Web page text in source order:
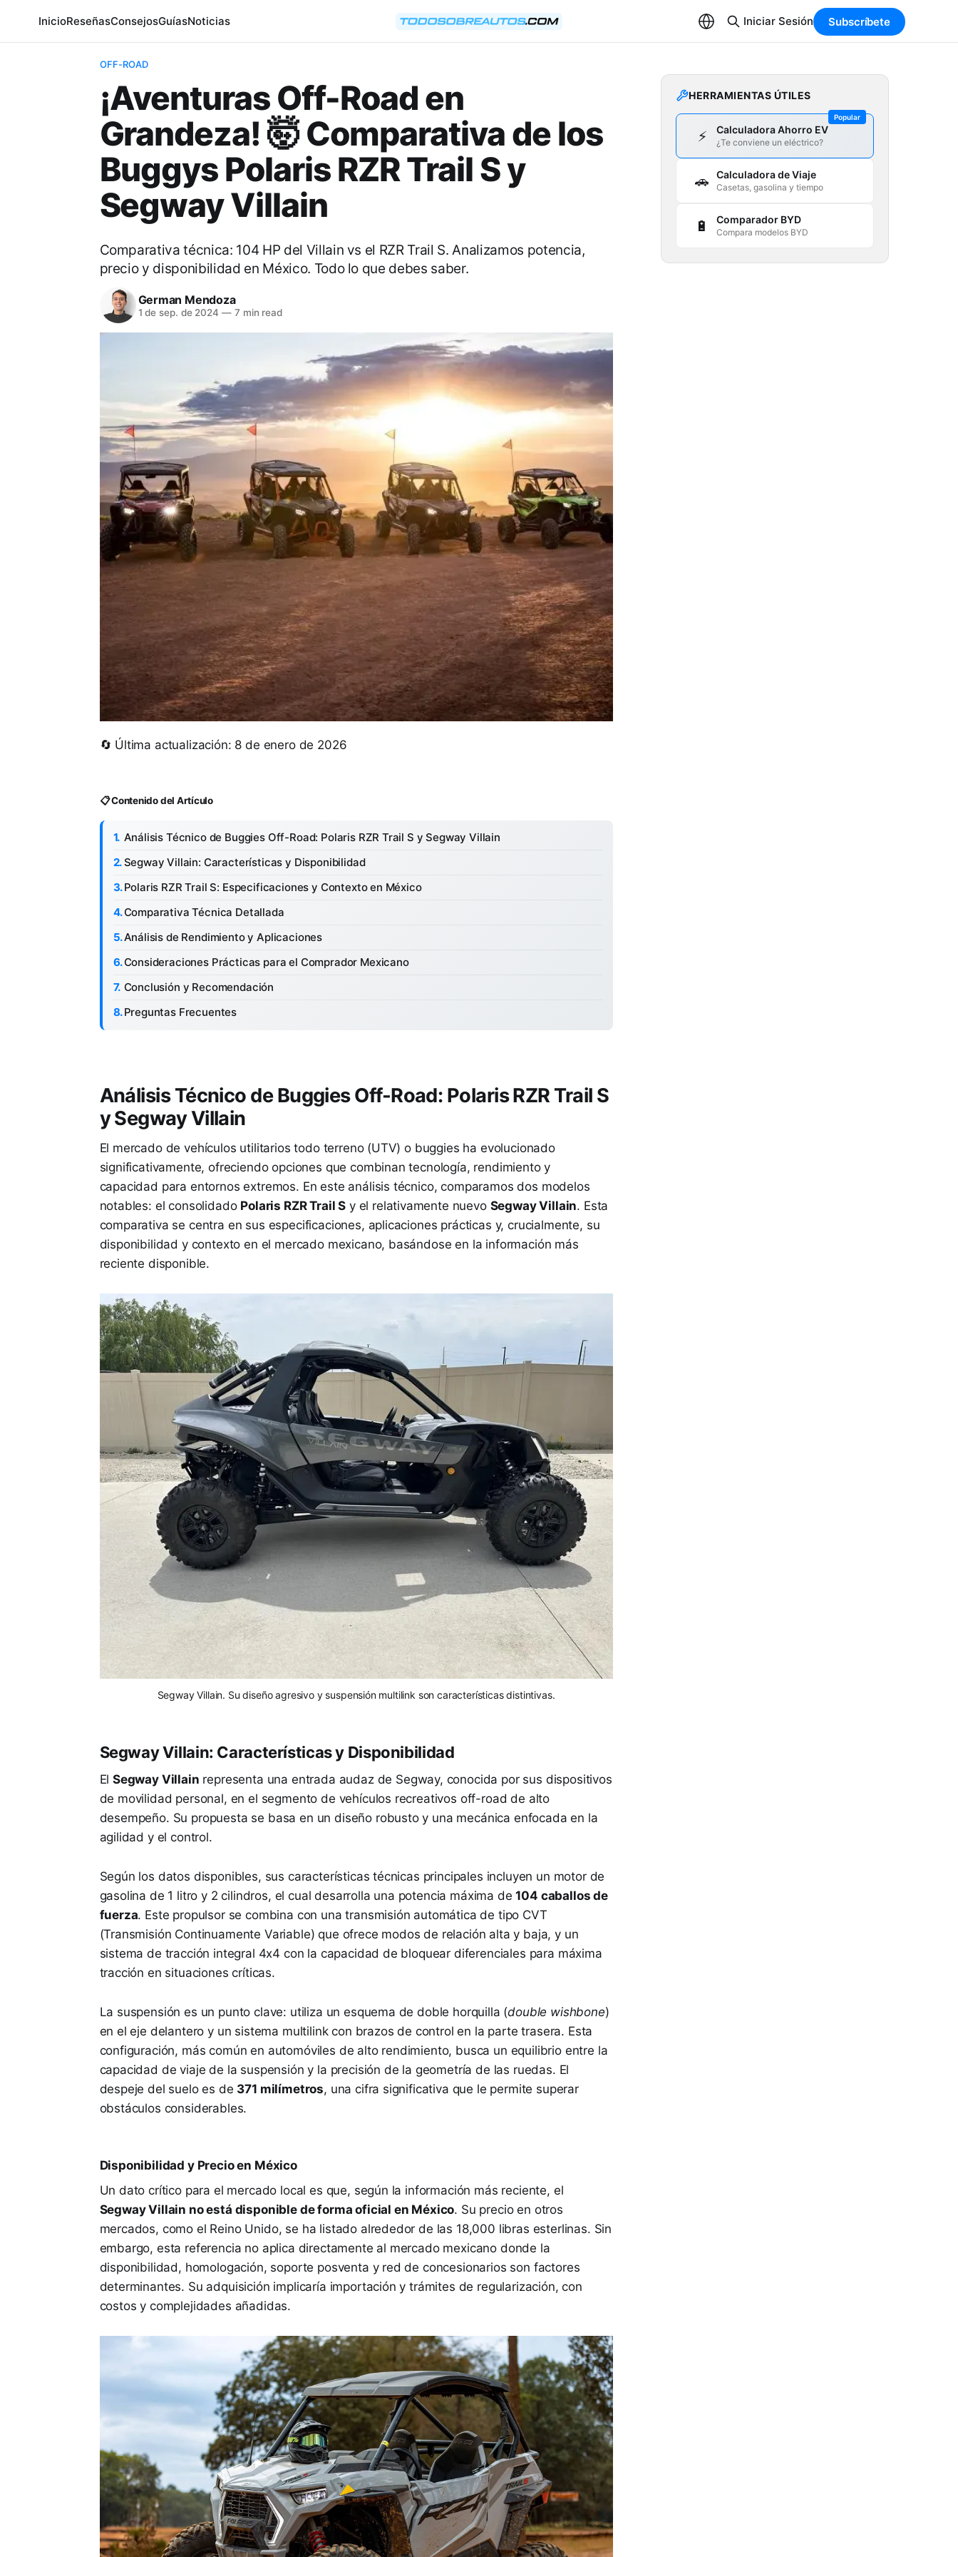
InicioReseñasConsejosGuíasNoticias Iniciar Sesión Subscríbete
OFF-ROAD
¡Aventuras Off-Road en
Grandeza! 🤯 Comparativa de los
Buggys Polaris RZR Trail S y
Segway Villain
Comparativa técnica: 104 HP del Villain vs el RZR Trail S. Analizamos potencia,
precio y disponibilidad en México. Todo lo que debes saber.
German Mendoza
1 de sep. de 2024 —7 min read
🔄 Última actualización: 8 de enero de 2026
📋 Contenido del Artículo
Análisis Técnico de Buggies Off-Road: Polaris RZR Trail S y Segway Villain
Segway Villain: Características y Disponibilidad
Polaris RZR Trail S: Especificaciones y Contexto en México
Comparativa Técnica Detallada
Análisis de Rendimiento y Aplicaciones
Consideraciones Prácticas para el Comprador Mexicano
Conclusión y Recomendación
Preguntas Frecuentes
Análisis Técnico de Buggies Off-Road: Polaris RZR Trail S
y Segway Villain
El mercado de vehículos utilitarios todo terreno (UTV) o buggies ha evolucionado
significativamente, ofreciendo opciones que combinan tecnología, rendimiento y
capacidad para entornos extremos. En este análisis técnico, comparamos dos modelos
notables: el consolidado Polaris RZR Trail S y el relativamente nuevo Segway Villain. Esta
comparativa se centra en sus especificaciones, aplicaciones prácticas y, crucialmente, su
disponibilidad y contexto en el mercado mexicano, basándose en la información más
reciente disponible.
Segway Villain. Su diseño agresivo y suspensión multilink son características distintivas.
Segway Villain: Características y Disponibilidad
El Segway Villain representa una entrada audaz de Segway, conocida por sus dispositivos
de movilidad personal, en el segmento de vehículos recreativos off-road de alto
desempeño. Su propuesta se basa en un diseño robusto y una mecánica enfocada en la
agilidad y el control.
Según los datos disponibles, sus características técnicas principales incluyen un motor de
gasolina de 1 litro y 2 cilindros, el cual desarrolla una potencia máxima de104 caballos de
fuerza. Este propulsor se combina con una transmisión automática de tipo CVT
(Transmisión Continuamente Variable) que ofrece modos de relación alta y baja, y un
sistema de tracción integral 4x4 con la capacidad de bloquear diferenciales para máxima
tracción en situaciones críticas.
La suspensión es un punto clave: utiliza un esquema de doble horquilla (double wishbone)
en el eje delantero y un sistema multilink con brazos de control en la parte trasera. Esta
configuración, más común en automóviles de alto rendimiento, busca un equilibrio entre la
capacidad de viaje de la suspensión y la precisión de la geometría de las ruedas. El
despeje del suelo es de 371 milímetros, una cifra significativa que le permite superar
obstáculos considerables.
Disponibilidad y Precio en México
Un dato crítico para el mercado local es que, según la información más reciente, el
Segway Villain no está disponible de forma oficial en México. Su precio en otros
mercados, como el Reino Unido, se ha listado alrededor de las 18,000 libras esterlinas. Sin
embargo, esta referencia no aplica directamente al mercado mexicano donde la
disponibilidad, homologación, soporte posventa y red de concesionarios son factores
determinantes. Su adquisición implicaría importación y trámites de regularización, con
costos y complejidades añadidas.
HERRAMIENTAS ÚTILES
Popular
⚡ Calculadora Ahorro EV
¿Te conviene un eléctrico?
🚗 Calculadora de Viaje
Casetas, gasolina y tiempo
🔋 Comparador BYD
Compara modelos BYD